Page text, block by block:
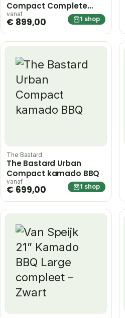
Compact Complete
kamado BBQ – grijs
vanaf
€ 899,00 1 shop
The Bastard
The Bastard Urban
Compact kamado BBQ
vanaf
€ 699,00 1 shop